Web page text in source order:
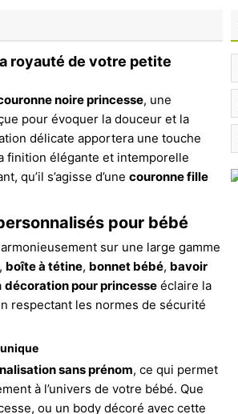
royauté de votre petite
noire princesse, une
pour évoquer la douceur et la
délicate apportera une touche
finition élégante et intemporelle
qu’il s’agisse d’une couronne fille
pour bébé
sur une large gamme
, boîte à tétine, bonnet bébé, bavoir
décoration pour princesse éclaire la
respectant les normes de sécurité
sans prénom, ce qui permet
à l’univers de votre bébé. Que
ou un body décoré avec cette